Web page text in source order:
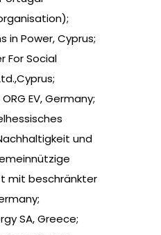
in Power, Cyprus;
For Social
ORG EV, Germany;
und
mit beschränkter
SA, Greece;